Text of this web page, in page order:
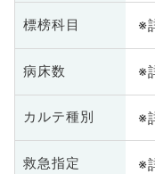
標榜科目 ※
病床数 ※
カルテ種別 ※
救急指定 ※